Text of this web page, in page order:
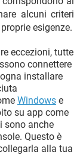
alcuni criteri
esigenze.
eccezioni, tutte
connettere
installare
Windows e
su app come
sono anche
Questo è
alla tua